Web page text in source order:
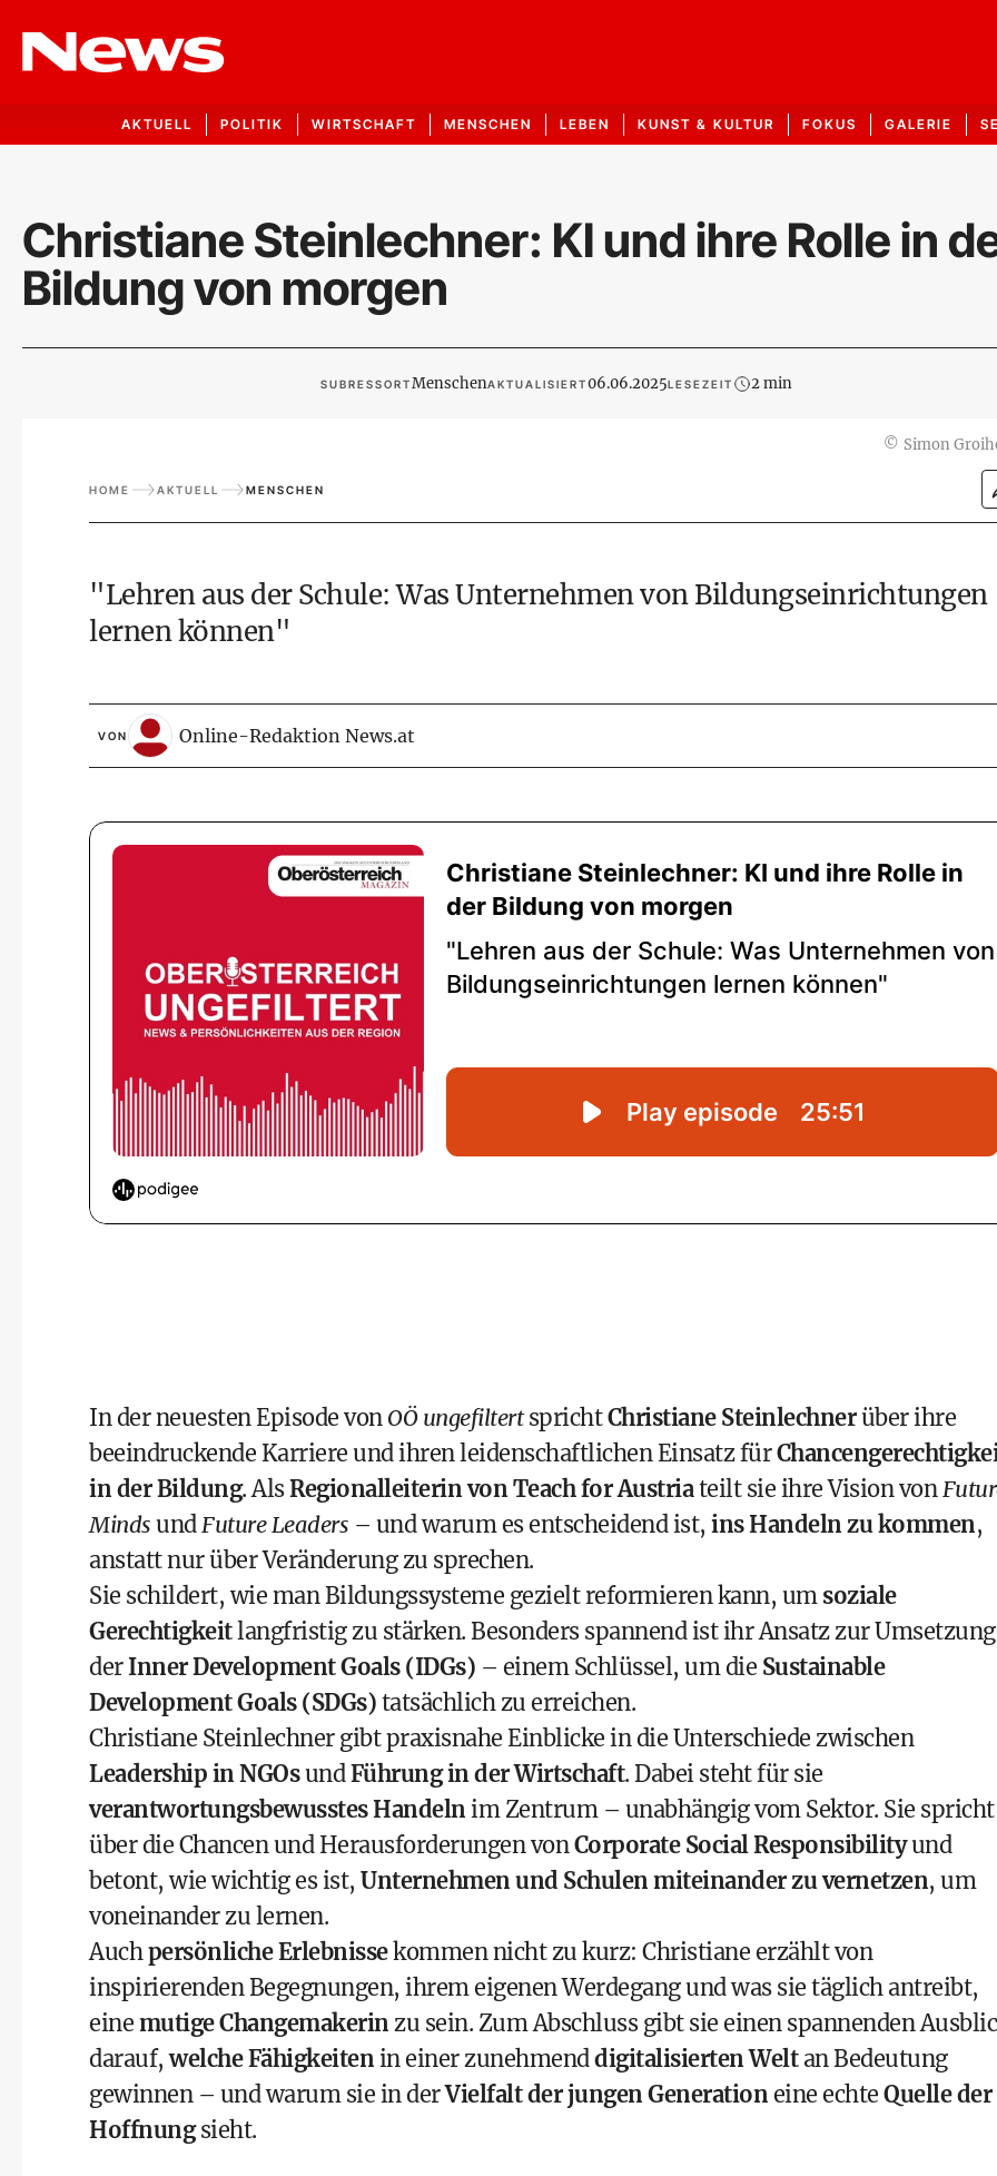
AKTUELL POLITIK WIRTSCHAFT MENSCHEN LEBEN KUNST & KULTUR FOKUS GALERIE
Christiane Steinlechner: KI und ihre Rolle in
Bildung von morgen
SUBRESSORTMenschenAKTUALISIERT06.06.2025LESEZEIT 2 min
© Simon
HOME AKTUELL MENSCHEN
"Lehren aus der Schule: Was Unternehmen von Bildungseinrichtungen
lernen können"
VON Online-Redaktion News.at
In der neuesten Episode von OÖ ungefiltertsprichtChristiane Steinlechnerüber ihre
beeindruckende Karriere und ihren leidenschaftlichen Einsatz für
in der Bildung. AlsRegionalleiterin von Teach for Austriateilt sie ihre Vision von
Minds undFuture Leaders – und warum es entscheidend ist, ins Handeln zu kommen,
anstatt nur über Veränderung zu sprechen.
Sie schildert, wie man Bildungssysteme gezielt reformieren kann, um soziale
Gerechtigkeitlangfristig zu stärken. Besonders spannend ist ihr Ansatz zur Umsetzung
der Inner Development Goals (IDGs) – einem Schlüssel, um die Sustainable
Development Goals (SDGs) tatsächlich zu erreichen.
Christiane Steinlechner gibt praxisnahe Einblicke in die Unterschiede zwischen
Leadership in NGOsundFührung in der Wirtschaft. Dabei steht für sie
verantwortungsbewusstes Handeln im Zentrum – unabhängig vom Sektor. Sie spricht
über die Chancen und Herausforderungen vonCorporate Social Responsibilityund
betont, wie wichtig es ist, Unternehmen und Schulen miteinander zu vernetzen, um
voneinander zu lernen.
Auchpersönliche Erlebnissekommen nicht zu kurz: Christiane erzählt von
inspirierenden Begegnungen, ihrem eigenen Werdegang und was sie täglich antreibt,
eine mutige Changemakerin zu sein. Zum Abschluss gibt sie einen spannenden
darauf,welche Fähigkeiten in einer zunehmenddigitalisierten Weltan Bedeutung
gewinnen – und warum sie in derVielfalt der jungen Generation eine echte Quelle der
Hoffnungsieht.